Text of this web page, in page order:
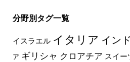
分野別タグ一覧
イスラエル イタリア インド
ア ギリシャ クロアチア スイー